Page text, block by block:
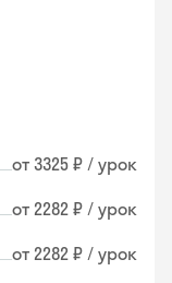
от 3325 ₽ / урок
от 2282 ₽ / урок
от 2282 ₽ / урок